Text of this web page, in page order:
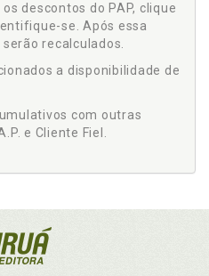
descontos do PAP, clique
se. Após essa
recalculados.
a disponibilidade de
com outras
e Cliente Fiel.